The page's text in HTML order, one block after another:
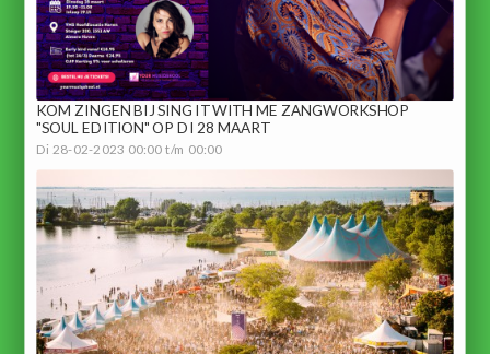
KOM ZINGEN BIJ SING IT WITH ME ZANGWORKSHOP
"SOUL EDITION" OP DI 28 MAART
Di 28-02-2023 00:00 t/m 00:00